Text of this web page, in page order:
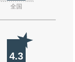
全国
4.3